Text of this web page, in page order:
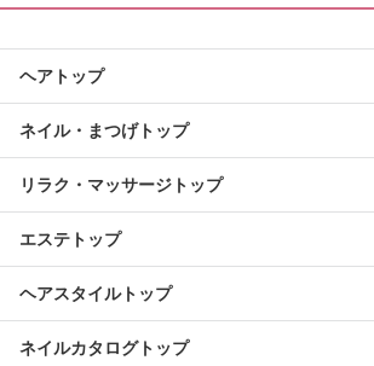
ヘアトップ
ネイル・まつげトップ
リラク・マッサージトップ
エステトップ
ヘアスタイルトップ
ネイルカタログトップ